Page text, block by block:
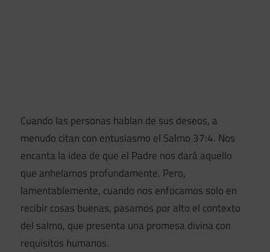
Cuando las personas hablan de sus deseos, a
menudo citan con entusiasmo el Salmo 37:4. Nos
encanta la idea de que el Padre nos dará aquello
que anhelamos profundamente. Pero,
lamentablemente, cuando nos enfocamos solo en
recibir cosas buenas, pasamos por alto el contexto
del salmo, que presenta una promesa divina con
requisitos humanos.